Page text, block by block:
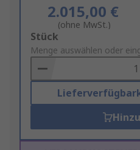
2.015,00 €
(ohne MwSt.)
Add
to
Basket
Stück
Menge auswählen oder